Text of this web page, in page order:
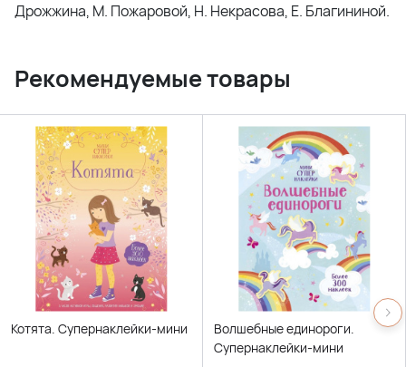
Дрожжина, М. Пожаровой, Н. Некрасова, Е. Благининой.
Рекомендуемые товары
Котята. Супернаклейки-мини
Волшебные единороги.
Супернаклейки-мини